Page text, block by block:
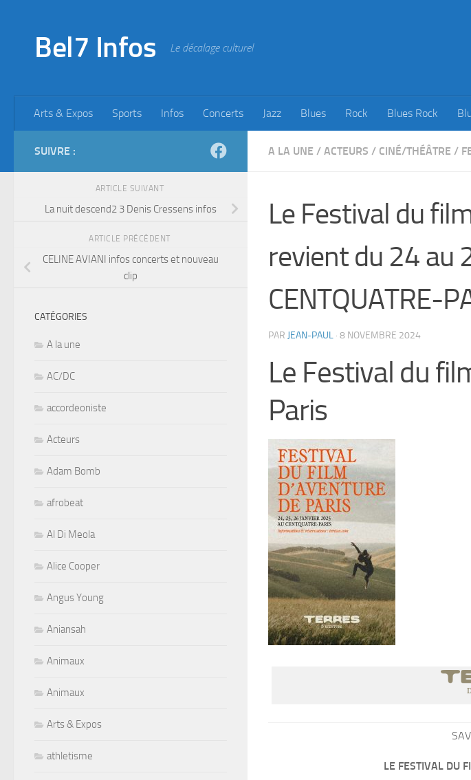
Bel7 Infos Le décalage culturel
Arts & Expos Sports Infos Concerts Jazz Blues Rock Blues Rock
A LA UNE / ACTEURS / CINÉ/THÉÂTRE /
Le Festival du
revient du 24 au
CENTQUATRE-
PAR JEAN-PAUL · 8 NOVEMBRE 2024
Le Festival du
Paris
LE FESTIVAL DU
SUIVRE :
ARTICLE SUIVANT
La nuit descend2 3 Denis Cressens infos
ARTICLE PRÉCÉDENT
CELINE AVIANI infos concerts et nouveau
clip
CATÉGORIES
A la une
AC/DC
accordeoniste
Acteurs
Adam Bomb
afrobeat
Al Di Meola
Alice Cooper
Angus Young
Aniansah
Animaux
Animaux
Arts & Expos
athletisme